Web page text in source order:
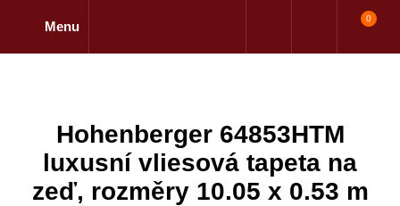
Menu
0
Hohenberger 64853HTM
luxusní vliesová tapeta na
zeď, rozměry 10.05 x 0.53 m